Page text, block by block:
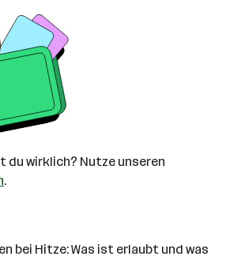
du wirklich? Nutze unseren
.
bei Hitze: Was ist erlaubt und was